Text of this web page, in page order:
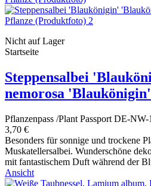
Nicht auf Lager
Startseite
Steppensalbei
nemorosa 'Blaukönigin'
Pflanzenpass /Plant Passport DE-NW-
3,70 €
Besonders für sonnige und trockene
Muskatellersalbei. Wunderschöne
mit fantastischem Duft während der
Ansicht